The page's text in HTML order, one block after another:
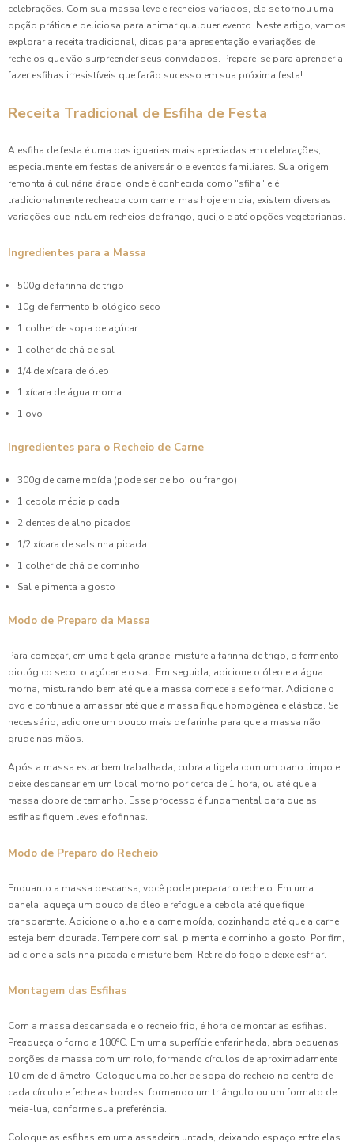
celebrações. Com sua massa leve e recheios variados, ela se tornou uma
opção prática e deliciosa para animar qualquer evento. Neste artigo, vamos
explorar a receita tradicional, dicas para apresentação e variações de
recheios que vão surpreender seus convidados. Prepare-se para aprender a
fazer esfihas irresistíveis que farão sucesso em sua próxima festa!
Receita Tradicional de Esfiha de Festa
A esfiha de festa é uma das iguarias mais apreciadas em celebrações,
especialmente em festas de aniversário e eventos familiares. Sua origem
remonta à culinária árabe, onde é conhecida como "sfiha" e é
tradicionalmente recheada com carne, mas hoje em dia, existem diversas
variações que incluem recheios de frango, queijo e até opções vegetarianas.
Ingredientes para a Massa
500g de farinha de trigo
10g de fermento biológico seco
1 colher de sopa de açúcar
1 colher de chá de sal
1/4 de xícara de óleo
1 xícara de água morna
1 ovo
Ingredientes para o Recheio de Carne
300g de carne moída (pode ser de boi ou frango)
1 cebola média picada
2 dentes de alho picados
1/2 xícara de salsinha picada
1 colher de chá de cominho
Sal e pimenta a gosto
Modo de Preparo da Massa
Para começar, em uma tigela grande, misture a farinha de trigo, o fermento
biológico seco, o açúcar e o sal. Em seguida, adicione o óleo e a água
morna, misturando bem até que a massa comece a se formar. Adicione o
ovo e continue a amassar até que a massa fique homogênea e elástica. Se
necessário, adicione um pouco mais de farinha para que a massa não
grude nas mãos.
Após a massa estar bem trabalhada, cubra a tigela com um pano limpo e
deixe descansar em um local morno por cerca de 1 hora, ou até que a
massa dobre de tamanho. Esse processo é fundamental para que as
esfihas fiquem leves e fofinhas.
Modo de Preparo do Recheio
Enquanto a massa descansa, você pode preparar o recheio. Em uma
panela, aqueça um pouco de óleo e refogue a cebola até que fique
transparente. Adicione o alho e a carne moída, cozinhando até que a carne
esteja bem dourada. Tempere com sal, pimenta e cominho a gosto. Por fim,
adicione a salsinha picada e misture bem. Retire do fogo e deixe esfriar.
Montagem das Esfihas
Com a massa descansada e o recheio frio, é hora de montar as esfihas.
Preaqueça o forno a 180°C. Em uma superfície enfarinhada, abra pequenas
porções da massa com um rolo, formando círculos de aproximadamente
10 cm de diâmetro. Coloque uma colher de sopa do recheio no centro de
cada círculo e feche as bordas, formando um triângulo ou um formato de
meia-lua, conforme sua preferência.
Coloque as esfihas em uma assadeira untada, deixando espaço entre elas